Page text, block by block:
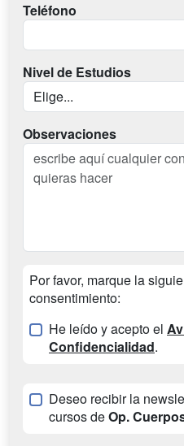
Teléfono
Nivel de Estudios
Observaciones
Por favor, marque la
consentimiento:
He leído y acepto el
Confidencialidad.
Deseo recibir la
cursos deOp.